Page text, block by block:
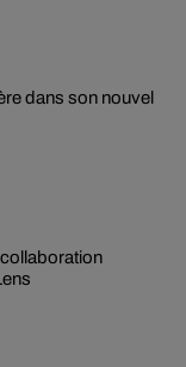
dans son nouvel